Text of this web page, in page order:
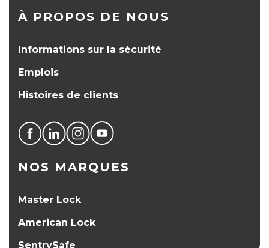
À PROPOS DE NOUS
Informations sur la sécurité
Emplois
Histoires de clients
NOS MARQUES
Master Lock
American Lock
SentrySafe